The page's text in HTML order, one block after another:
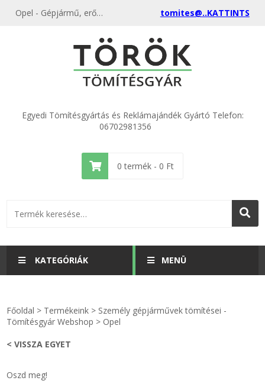
Opel - Gépjármű, erőgép, mozdony tömítések különböző méretekből a gyártótól, akciós áron tomites@..KATTINTS
Egyedi Tömítésgyártás és Reklámajándék Gyártó Telefon:
06702981356
0 termék - 0 Ft
KATEGÓRIÁK
KULCSTARTÓ - KULCSKARIKA
MENÜ
videók
Főoldal > Termékeink > Személy gépjárművek tömítései -
Tömítésgyár Webshop > Opel
< VISSZA EGYET
Oszd meg!